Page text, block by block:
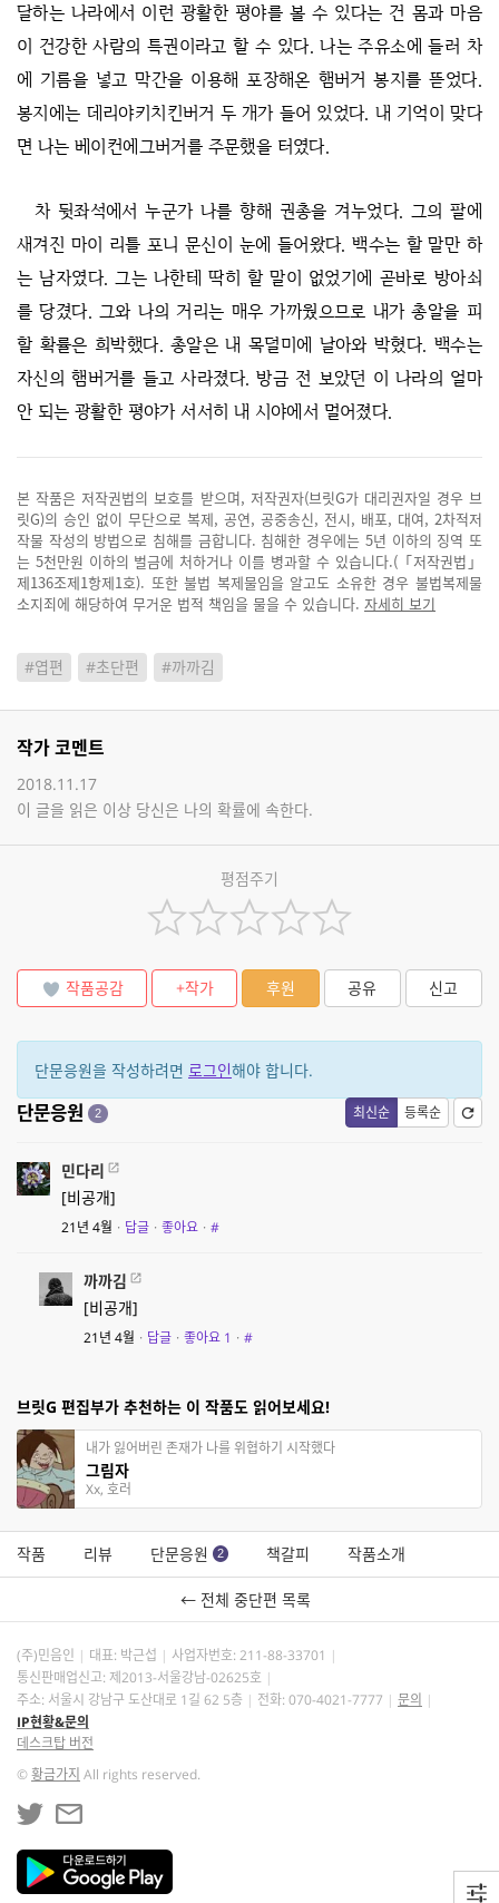
달하는 나라에서 이런 광활한 평야를 볼 수 있다는 건 몸과 마음
이 건강한 사람의 특권이라고 할 수 있다. 나는 주유소에 들러 차
에 기름을 넣고 막간을 이용해 포장해온 햄버거 봉지를 뜯었다.
봉지에는 데리야키치킨버거 두 개가 들어 있었다. 내 기억이 맞다
면 나는 베이컨에그버거를 주문했을 터였다.
차 뒷좌석에서 누군가 나를 향해 권총을 겨누었다. 그의 팔에
새겨진 마이 리틀 포니 문신이 눈에 들어왔다. 백수는 할 말만 하
는 남자였다. 그는 나한테 딱히 할 말이 없었기에 곧바로 방아쇠
를 당겼다. 그와 나의 거리는 매우 가까웠으므로 내가 총알을 피
할 확률은 희박했다. 총알은 내 목덜미에 날아와 박혔다. 백수는
자신의 햄버거를 들고 사라졌다. 방금 전 보았던 이 나라의 얼마
안 되는 광활한 평야가 서서히 내 시야에서 멀어졌다.
본 작품은 저작권법의 보호를 받으며, 저작권자(브릿G가 대리권자일 경우 브
릿G)의 승인 없이 무단으로 복제, 공연, 공중송신, 전시, 배포, 대여, 2차적저
작물 작성의 방법으로 침해를 금합니다. 침해한 경우에는 5년 이하의 징역 또
는 5천만원 이하의 벌금에 처하거나 이를 병과할 수 있습니다.(「저작권법」
제136조제1항제1호). 또한 불법 복제물임을 알고도 소유한 경우 불법복제물
소지죄에 해당하여 무거운 법적 책임을 물을 수 있습니다. 자세히 보기
#엽편 #초단편 #까까김
작가 코멘트
2018.11.17
이 글을 읽은 이상 당신은 나의 확률에 속한다.
평점주기
작품공감 +작가 후원 공유 신고
단문응원을 작성하려면 로그인해야 합니다.
최신순 등록순
단문응원 2
민다리
[비공개]
21년 4월 · 답글 · 좋아요 · #
까까김
[비공개]
21년 4월 · 답글 · 좋아요 1 · #
브릿G 편집부가 추천하는 이 작품도 읽어보세요!
내가 잃어버린 존재가 나를 위협하기 시작했다
그림자
Xx, 호러
작품 리뷰 단문응원 2 책갈피 작품소개
← 전체 중단편 목록
(주)민음인 대표: 박근섭 사업자번호: 211-88-33701
통신판매업신고: 제2013-서울강남-02625호
주소: 서울시 강남구 도산대로 1길 62 5층
전화: 070-4021-7777
문의
IP현황&문의
데스크탑 버전
©황금가지 All rights reserved.